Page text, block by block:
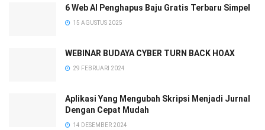
6 Web AI Penghapus Baju Gratis Terbaru Simpel
15 AGUSTUS 2025
WEBINAR BUDAYA CYBER TURN BACK HOAX
29 FEBRUARI 2024
Aplikasi Yang Mengubah Skripsi Menjadi Jurnal
Dengan Cepat Mudah
14 DESEMBER 2024